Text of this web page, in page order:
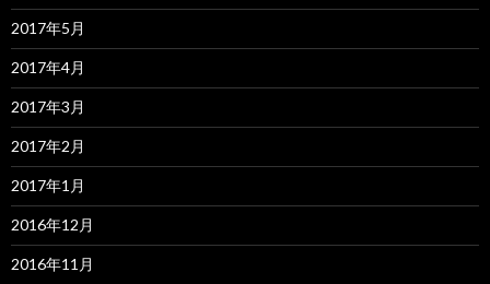
2017年5月
2017年4月
2017年3月
2017年2月
2017年1月
2016年12月
2016年11月